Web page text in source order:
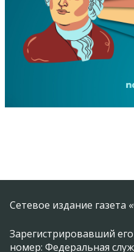
Сетевое издание газета
Зарегистрировавший
номер: Федеральная